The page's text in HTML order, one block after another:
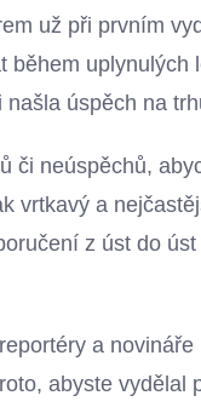
už při prvním
uplynulých
úspěch na
či neúspěchů,
vrtkavý a
z úst do
a novináře
abyste vydělal